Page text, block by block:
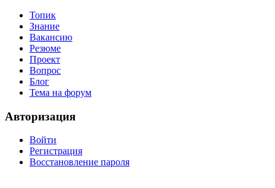
Топик
Знание
Вакансию
Резюме
Проект
Вопрос
Блог
Тема на форум
Авторизация
Войти
Регистрация
Восстановление пароля